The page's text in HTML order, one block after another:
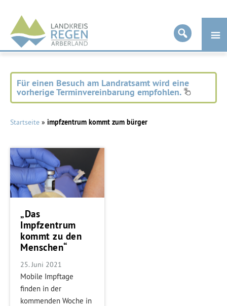
Landkreis
Regen
Für einen Besuch am Landratsamt wird eine
vorherige Terminvereinbarung empfohlen.
Startseite » impfzentrum kommt zum bürger
„Das
Impfzentrum
kommt zu den
Menschen“
25. Juni 2021
Mobile Impftage
finden in der
kommenden Woche in